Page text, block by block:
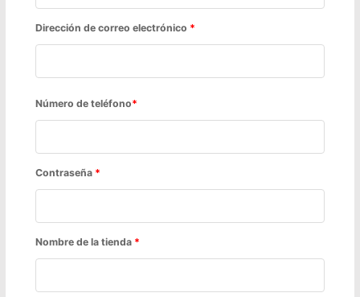
Dirección de correo electrónico *
Número de teléfono*
Contraseña *
Nombre de la tienda *